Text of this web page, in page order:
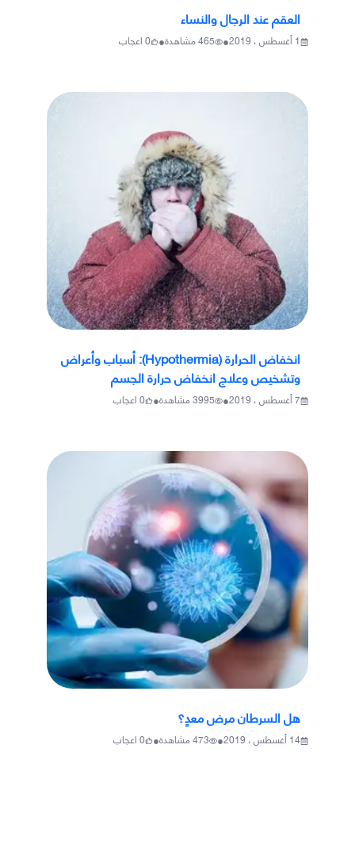
العقم عند الرجال والنساء
1 أغسطس ، 2019 •
465مشاهدة•
0اعجاب
انخفاض الحرارة (Hypothermia): أسباب وأعراض
وتشخيص وعلاج انخفاض حرارة الجسم
7 أغسطس ، 2019 •
3995مشاهدة•
0اعجاب
هل السرطان مرض معدٍ؟
14 أغسطس ، 2019 •
473مشاهدة•
0اعجاب